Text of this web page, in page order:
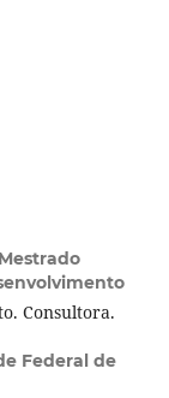
Consultora.
Federal de